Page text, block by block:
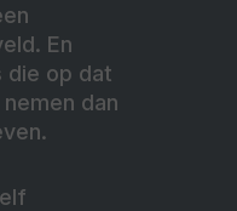
En
die op dat
dan